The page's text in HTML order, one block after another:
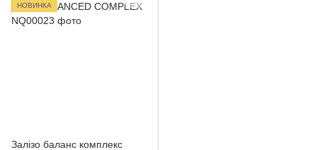
НОВИНКА
Залізо баланс комплекс